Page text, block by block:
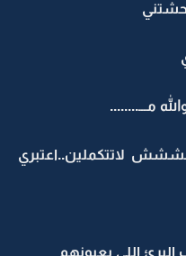
مـــ........
لاتتكملين..اعتبري
اللي بعيونهم